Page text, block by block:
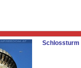
Schlossturm